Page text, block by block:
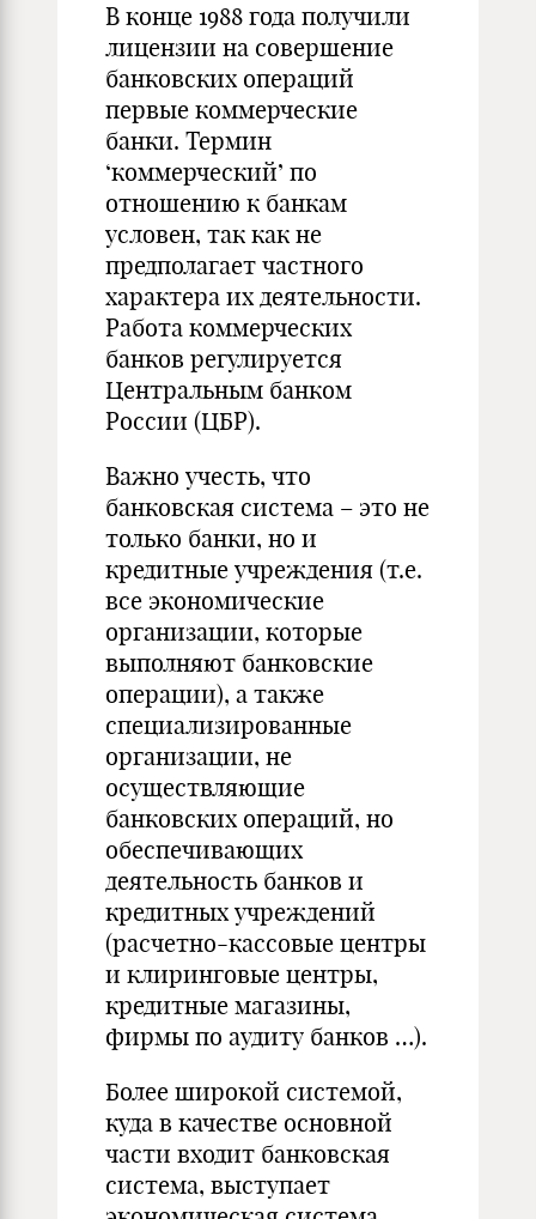
В конце 1988 года получили
лицензии на совершение
банковских операций
первые коммерческие
банки. Термин
‘коммерческий’ по
отношению к банкам
условен, так как не
предполагает частного
характера их деятельности.
Работа коммерческих
банков регулируется
Центральным банком
России (ЦБР).
Важно учесть, что
банковская система – это не
только банки, но и
кредитные учреждения (т.е.
все экономические
организации, которые
выполняют банковские
операции), а также
специализированные
организации, не
осуществляющие
банковских операций, но
обеспечивающих
деятельность банков и
кредитных учреждений
(расчетно-кассовые центры
и клиринговые центры,
кредитные магазины,
фирмы по аудиту банков …).
Более широкой системой,
куда в качестве основной
части входит банковская
система, выступает